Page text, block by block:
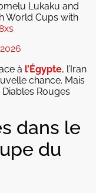
Lukaku and
World Cups with
à l’Égypte, l’Iran
chance. Mais
Rouges
dans le
du